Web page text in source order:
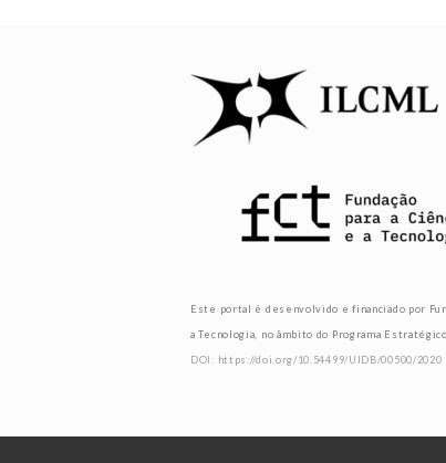
Este portal é desenvolvido e financiado por
a Tecnologia, no âmbito do Programa
DOI: https://doi.org/10.54499/UIDB/00500/2020